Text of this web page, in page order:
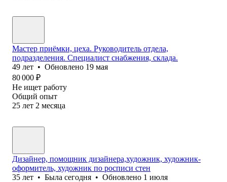
Мастер приёмки, цеха. Руководитель отдела,
подразделения. Специалист снабжения, склада.
49 лет • Обновлено 19 мая
80 000 ₽
Не ищет работу
Общий опыт
25 лет 2 месяца
Дизайнер, помощник дизайнера,художник, художник-
оформитель, художник по росписи стен
35 лет • Была сегодня • Обновлено 1 июля